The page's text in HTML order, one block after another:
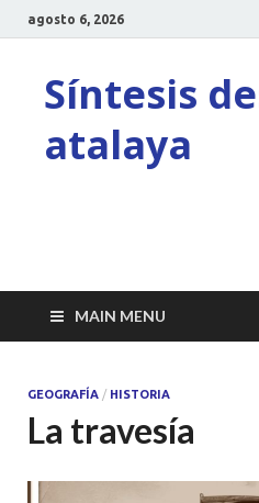
agosto 6, 2026
Síntesis
atalaya
MAIN MENU
GEOGRAFÍA / HISTORIA
La travesía